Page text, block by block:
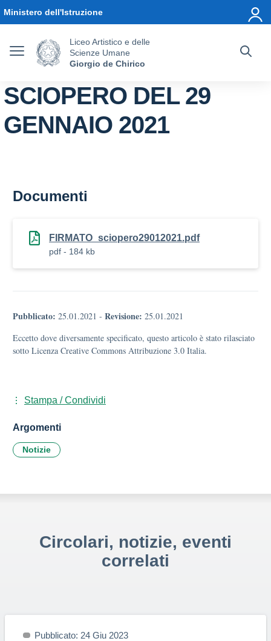
Ministero dell'Istruzione
Liceo Artistico e delle
Scienze Umane
Giorgio de Chirico
SCIOPERO DEL 29
GENNAIO 2021
Documenti
FIRMATO_sciopero29012021.pdf
pdf - 184 kb
Pubblicato: 25.01.2021 - Revisione: 25.01.2021
Eccetto dove diversamente specificato, questo articolo è stato rilasciato
sotto Licenza Creative Commons Attribuzione 3.0 Italia.
Stampa / Condividi
Argomenti
Notizie
Circolari, notizie, eventi
correlati
Pubblicato: 24 Giu 2023